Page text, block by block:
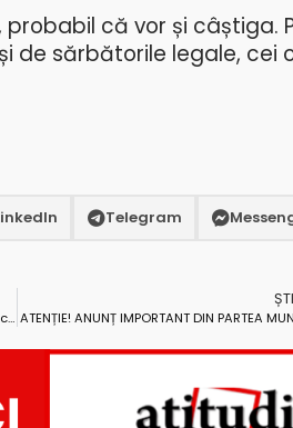
că vor și câștiga.
de sărbătorile legale, cei
Telegram
Alegeri la AOA Argeș – Marian Toma președinte, Larisa Vlăsceanu și Ștefan Ciocănel, vicepreședinți ATENȚIE! ANUNȚ IMPORTANT DIN PARTEA